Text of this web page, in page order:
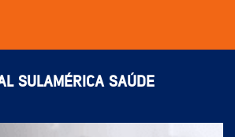
SULAMÉRICA SAÚDE